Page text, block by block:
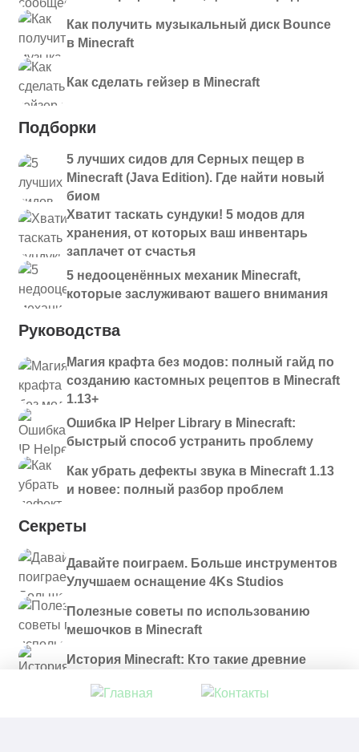
Как получить музыкальный диск Bounce
в Minecraft
Как сделать гейзер в Minecraft
Подборки
5 лучших сидов для Серных пещер в
Minecraft (Java Edition). Где найти новый
биом
Хватит таскать сундуки! 5 модов для
хранения, от которых ваш инвентарь
заплачет от счастья
5 недооценённых механик Minecraft,
которые заслуживают вашего внимания
Руководства
Магия крафта без модов: полный гайд по
созданию кастомных рецептов в Minecraft
1.13+
Ошибка IP Helper Library в Minecraft:
быстрый способ устранить проблему
Как убрать дефекты звука в Minecraft 1.13
и новее: полный разбор проблем
Секреты
Давайте поиграем. Больше инструментов
Улучшаем оснащение 4Ks Studios
Полезные советы по использованию
мешочков в Minecraft
История Minecraft: Кто такие древние